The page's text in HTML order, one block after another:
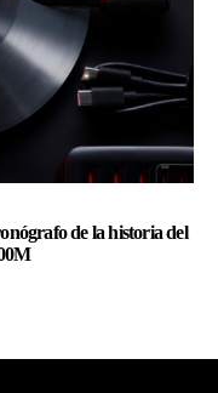
de la historia del